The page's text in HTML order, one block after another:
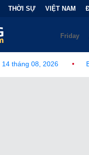
THỜI SỰ VIỆT NAM
Bi kịch "6 lần chọn sai